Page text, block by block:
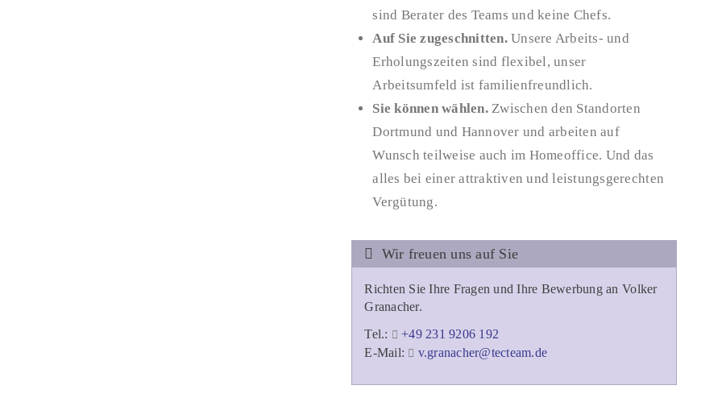
sind Berater des Teams und keine Chefs.
Auf Sie zugeschnitten.Unsere Arbeits- und
Erholungszeiten sind flexibel, unser
Arbeitsumfeld ist familienfreundlich.
Sie können wählen.Zwischen den Standorten
Dortmund und Hannover und arbeiten auf
Wunsch teilweise auch im Homeoffice. Und das
alles bei einer attraktiven und leistungsgerechten
Vergütung.
Wir freuen uns auf Sie
Richten Sie Ihre Fragen und Ihre Bewerbung an Volker
Granacher.
Tel.:
+49 231 9206 192
E-Mail:
v.granacher@tecteam.de